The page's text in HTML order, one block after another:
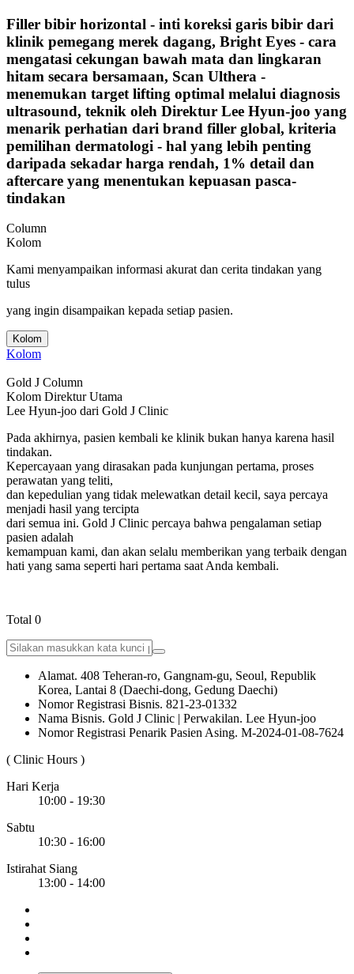
Filler bibir horizontal - inti koreksi garis bibir dari
klinik pemegang merek dagang, Bright Eyes - cara
mengatasi cekungan bawah mata dan lingkaran
hitam secara bersamaan, Scan Ulthera -
menemukan target lifting optimal melalui diagnosis
ultrasound, teknik oleh Direktur Lee Hyun-joo yang
menarik perhatian dari brand filler global, kriteria
pemilihan dermatologi - hal yang lebih penting
daripada sekadar harga rendah, 1% detail dan
aftercare yang menentukan kepuasan pasca-
tindakan
Column
Kolom
Kami menyampaikan informasi akurat dan cerita tindakan yang
tulus
yang ingin disampaikan kepada setiap pasien.
Kolom
Kolom
Gold J Column
Kolom Direktur Utama
Lee Hyun-joo dari Gold J Clinic
Pada akhirnya, pasien kembali ke klinik bukan hanya karena hasil
tindakan.
Kepercayaan yang dirasakan pada kunjungan pertama, proses
perawatan yang teliti,
dan kepedulian yang tidak melewatkan detail kecil, saya percaya
menjadi hasil yang tercipta
dari semua ini. Gold J Clinic percaya bahwa pengalaman setiap
pasien adalah
kemampuan kami, dan akan selalu memberikan yang terbaik dengan
hati yang sama seperti hari pertama saat Anda kembali.
Total 0
Alamat. 408 Teheran-ro, Gangnam-gu, Seoul, Republik
Korea, Lantai 8 (Daechi-dong, Gedung Daechi)
Nomor Registrasi Bisnis. 821-23-01332
Nama Bisnis. Gold J Clinic | Perwakilan. Lee Hyun-joo
Nomor Registrasi Penarik Pasien Asing. M-2024-01-08-7624
( Clinic Hours )
Hari Kerja
10:00 - 19:30
Sabtu
10:30 - 16:00
Istirahat Siang
13:00 - 14:00